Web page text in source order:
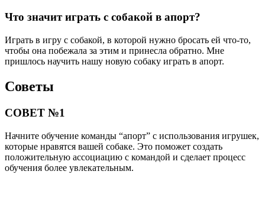
Что значит играть с собакой в ​​апорт?
Играть в игру с собакой, в которой нужно бросать ей что-то,
чтобы она побежала за этим и принесла обратно. Мне
пришлось научить нашу новую собаку играть в апорт.
Советы
СОВЕТ №1
Начните обучение команды “апорт” с использования игрушек,
которые нравятся вашей собаке. Это поможет создать
положительную ассоциацию с командой и сделает процесс
обучения более увлекательным.